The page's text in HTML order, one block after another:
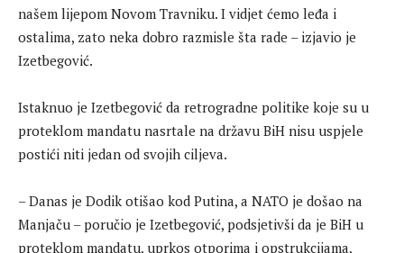
našem lijepom Novom Travniku. I vidjet ćemo leđa i
ostalima, zato neka dobro razmisle šta rade – izjavio je
Izetbegović.
Istaknuo je Izetbegović da retrogradne politike koje su u
proteklom mandatu nasrtale na državu BiH nisu uspjele
postići niti jedan od svojih ciljeva.
– Danas je Dodik otišao kod Putina, a NATO je došao na
Manjaču – poručio je Izetbegović, podsjetivši da je BiH u
proteklom mandatu, uprkos otporima i opstrukcijama,